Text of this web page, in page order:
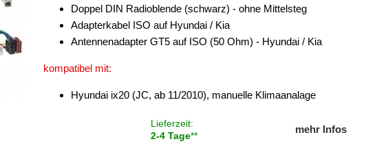
Doppel DIN Radioblende (schwarz) - ohne Mittelsteg
Adapterkabel ISO auf Hyundai / Kia
Antennenadapter GT5 auf ISO (50 Ohm) - Hyundai / Kia
kompatibel mit:
Hyundai ix20 (JC, ab 11/2010), manuelle Klimaanalage
Lieferzeit:
2-4 Tage**
mehr Infos